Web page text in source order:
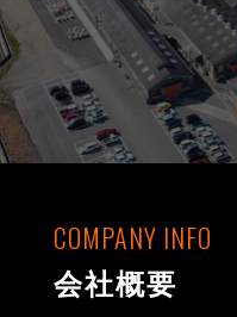
COMPANY INFO
会社概要